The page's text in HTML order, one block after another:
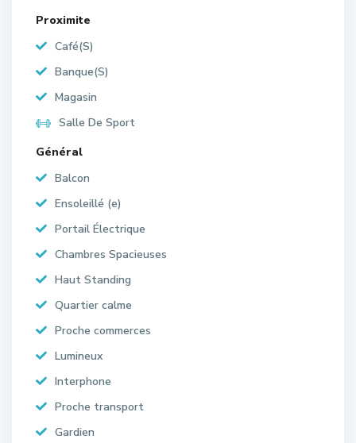
Proximite
Café(S)
Banque(S)
Magasin
Salle De Sport
Général
Balcon
Ensoleillé (e)
Portail Électrique
Chambres Spacieuses
Haut Standing
Quartier calme
Proche commerces
Lumineux
Interphone
Proche transport
Gardien